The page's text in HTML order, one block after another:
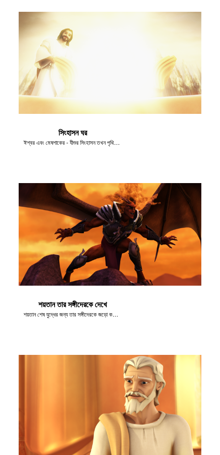
সিংহাসন ঘর
ঈশ্বর এবং মেষশাকের - যীশুর সিংহাসন তখন পৃথিবীতে থাকবে।
শয়তান তার সঙ্গীদেরকে দেখে
শয়তান শেষ যুদ্ধের জন্য তার সঙ্গীদেরকে জড়ো করে - হরমাগিদোন!